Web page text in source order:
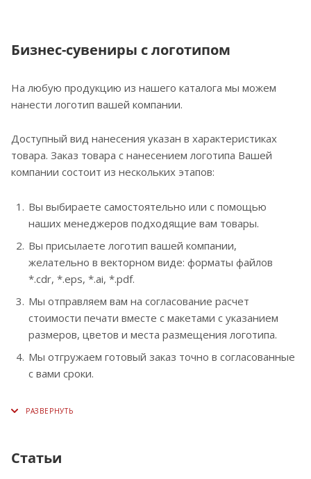
Бизнес-сувениры с логотипом
На любую продукцию из нашего каталога мы можем
нанести логотип вашей компании.
Доступный вид нанесения указан в характеристиках
товара. Заказ товара с нанесением логотипа Вашей
компании состоит из нескольких этапов:
Вы выбираете самостоятельно или с помощью
наших менеджеров подходящие вам товары.
Вы присылаете логотип вашей компании,
желательно в векторном виде: форматы файлов
*.cdr, *.eps, *.ai, *.pdf.
Мы отправляем вам на согласование расчет
стоимости печати вместе с макетами с указанием
размеров, цветов и места размещения логотипа.
Мы отгружаем готовый заказ точно в согласованные
с вами сроки.
Статьи